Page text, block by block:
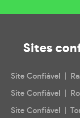
Sites
Site Confiável |
Site Confiável |
Site Confiável |